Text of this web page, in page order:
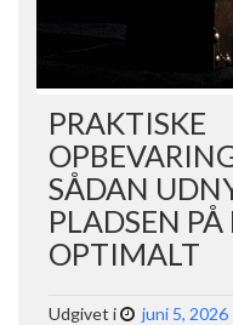
PRAKTISKE
SÅDAN
PLADSEN
OPTIMALT
Udgivet i juni 5, 2026